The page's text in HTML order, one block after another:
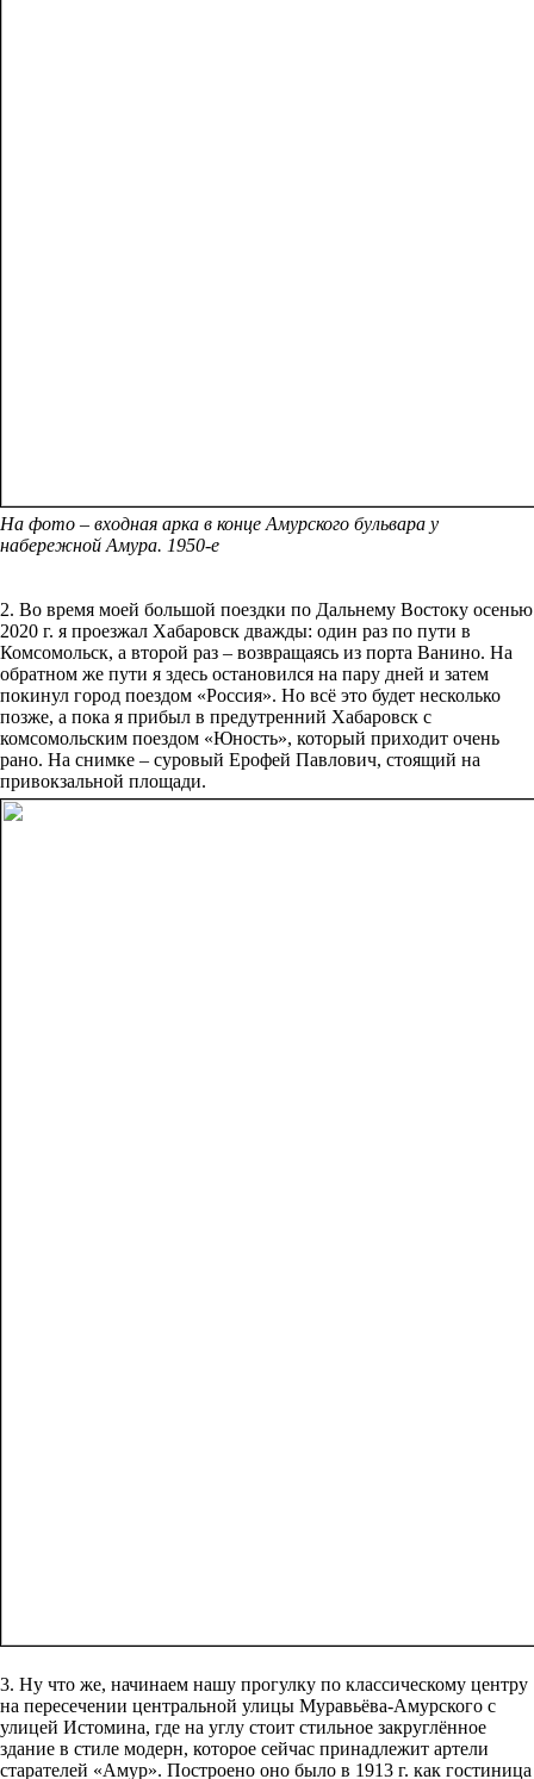
На фото – входная арка в конце Амурского бульвара у
набережной Амура. 1950-е
2. Во время моей большой поездки по Дальнему Востоку осенью
2020 г. я проезжал Хабаровск дважды: один раз по пути в
Комсомольск, а второй раз – возвращаясь из порта Ванино. На
обратном же пути я здесь остановился на пару дней и затем
покинул город поездом «Россия». Но всё это будет несколько
позже, а пока я прибыл в предутренний Хабаровск с
комсомольским поездом «Юность», который приходит очень
рано. На снимке – суровый Ерофей Павлович, стоящий на
привокзальной площади.
3. Ну что же, начинаем нашу прогулку по классическому центру
на пересечении центральной улицы Муравьёва-Амурского с
улицей Истомина, где на углу стоит стильное закруглённое
здание в стиле модерн, которое сейчас принадлежит артели
старателей «Амур». Построено оно было в 1913 г. как гостиница